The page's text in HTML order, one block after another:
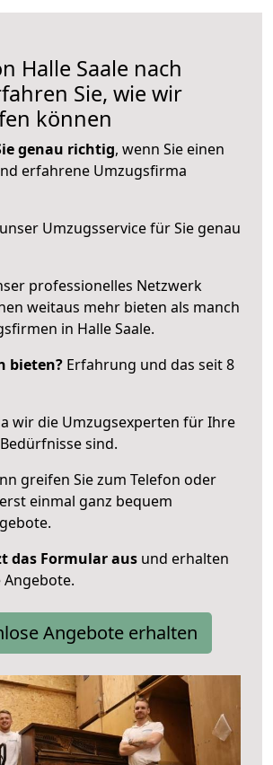
Halle Saale nach
Sie, wie wir
können
genau richtig, wenn Sie einen
erfahrene Umzugsfirma
Umzugsservice für Sie genau
professionelles Netzwerk
weitaus mehr bieten als manch
in Halle Saale.
bieten? Erfahrung und das seit 8
wir die Umzugsexperten für Ihre
sind.
greifen Sie zum Telefon oder
einmal ganz bequem
das Formular aus und erhalten
Angebote.
Angebote erhalten